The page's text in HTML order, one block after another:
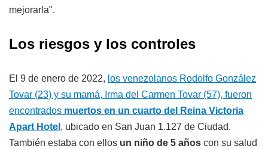
mejorarla".
Los riesgos y los controles
El 9 de enero de 2022, los venezolanos Rodolfo González
Tovar (23) y su mamá, Irma del Carmen Tovar (57), fueron
encontrados muertos en un cuarto del Reina Victoria
Apart Hotel , ubicado en San Juan 1.127 de Ciudad.
También estaba con ellos un niño de 5 años con su salud